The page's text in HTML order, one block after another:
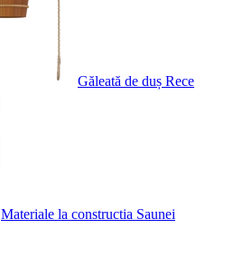
Găleată de duș Rece
Materiale la constructia Saunei